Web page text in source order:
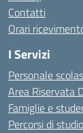
Contatti
Orari
I Servizi
Personale
Area Riservata
Famiglie e
Percorsi di studio